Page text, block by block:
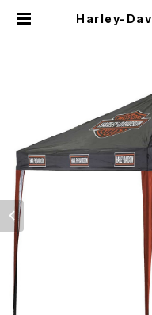
Harley-